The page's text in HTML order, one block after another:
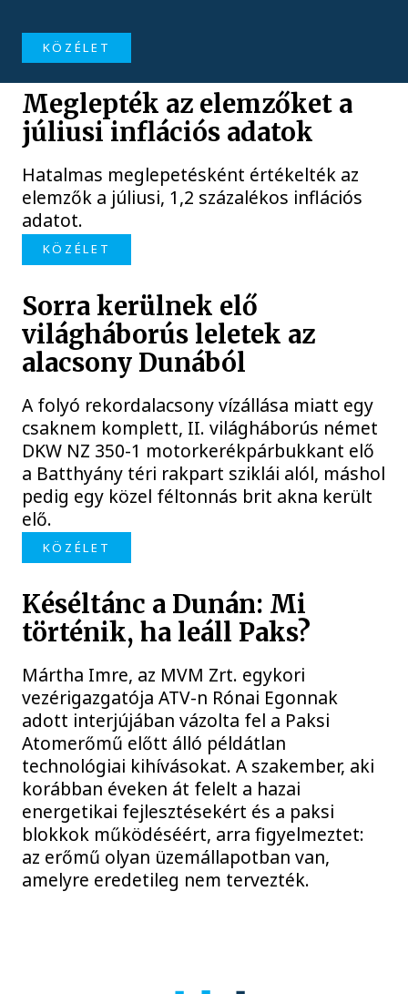
KÖZÉLET
Meglepték az elemzőket a
júliusi inflációs adatok
Hatalmas meglepetésként értékelték az
elemzők a júliusi, 1,2 százalékos inflációs
adatot.
KÖZÉLET
Sorra kerülnek elő
világháborús leletek az
alacsony Dunából
A folyó rekordalacsony vízállása miatt egy
csaknem komplett, II. világháborús német
DKW NZ 350-1 motorkerékpárbukkant elő
a Batthyány téri rakpart sziklái alól, máshol
pedig egy közel féltonnás brit akna került
elő.
KÖZÉLET
Késéltánc a Dunán: Mi
történik, ha leáll Paks?
Mártha Imre, az MVM Zrt. egykori
vezérigazgatója ATV-n Rónai Egonnak
adott interjújában vázolta fel a Paksi
Atomerőmű előtt álló példátlan
technológiai kihívásokat. A szakember, aki
korábban éveken át felelt a hazai
energetikai fejlesztésekért és a paksi
blokkok működéséért, arra figyelmeztet:
az erőmű olyan üzemállapotban van,
amelyre eredetileg nem tervezték.